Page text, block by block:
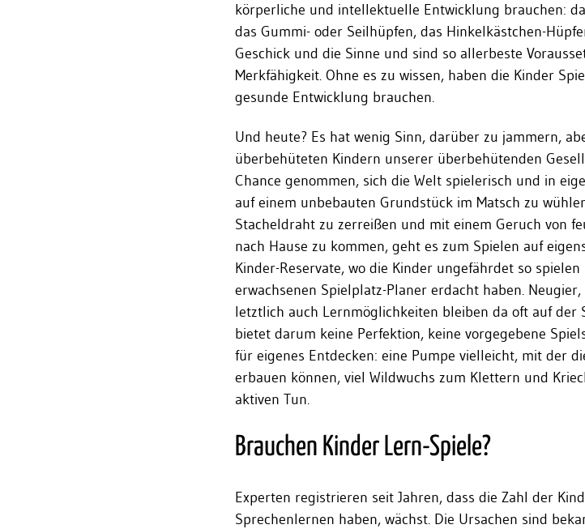
körperliche und intellektuelle Entwicklung brauchen:
das Gummi- oder Seilhüpfen, das Hinkelkästchen-
Geschick und die Sinne und sind so allerbeste
Merkfähigkeit. Ohne es zu wissen, haben die Kinder
gesunde Entwicklung brauchen.
Und heute? Es hat wenig Sinn, darüber zu jammern,
überbehüteten Kindern unserer überbehütenden
Chance genommen, sich die Welt spielerisch und in
auf einem unbebauten Grundstück im Matsch zu
Stacheldraht zu zerreißen und mit einem Geruch von
nach Hause zu kommen, geht es zum Spielen auf
Kinder-Reservate, wo die Kinder ungefährdet so
erwachsenen Spielplatz-Planer erdacht haben.
letztlich auch Lernmöglichkeiten bleiben da oft auf der
bietet darum keine Perfektion, keine vorgegebene
für eigenes Entdecken: eine Pumpe vielleicht, mit der
erbauen können, viel Wildwuchs zum Klettern und
aktiven Tun.
Brauchen Kinder Lern-Spiele?
Experten registrieren seit Jahren, dass die Zahl der
Sprechenlernen haben, wächst. Die Ursachen sind